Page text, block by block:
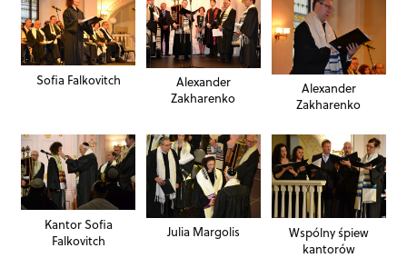
Sofia Falkovitch
Alexander
Zakharenko
Alexander
Zakharenko
Kantor Sofia
Falkovitch
Julia Margolis
Wspólny śpiew
kantorów